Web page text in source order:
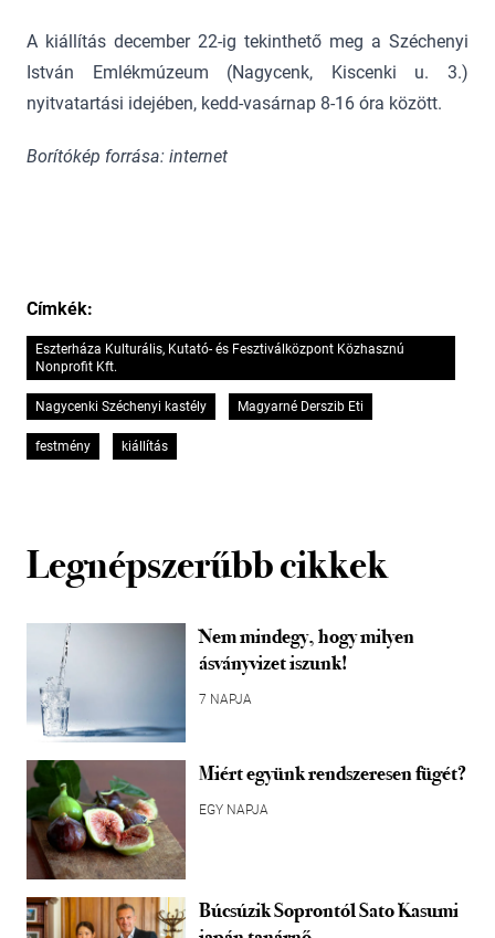
A kiállítás december 22-ig tekinthető meg a Széchenyi
István Emlékmúzeum (Nagycenk, Kiscenki u. 3.)
nyitvatartási idejében, kedd-vasárnap 8-16 óra között.
Borítókép forrása: internet
Címkék:
Eszterháza Kulturális, Kutató- és Fesztiválközpont Közhasznú
Nonprofit Kft.
Nagycenki Széchenyi kastély Magyarné Derszib Eti
festmény kiállítás
Legnépszerűbb cikkek
Nem mindegy, hogy milyen
ásványvizet iszunk!
7 NAPJA
Miért együnk rendszeresen fügét?
EGY NAPJA
Búcsúzik Soprontól Sato Kasumi